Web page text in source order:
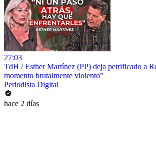
27:03
TdH / Esther Martínez (PP) deja petrificado a
momento brutalmente violento”
Periodista Digital
hace 2 días